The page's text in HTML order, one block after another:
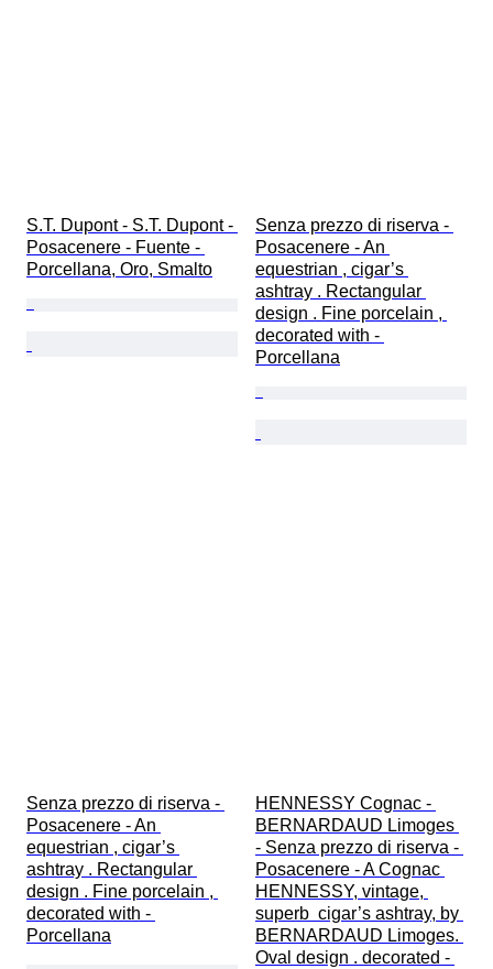
S.T. Dupont - S.T. Dupont -
Posacenere - Fuente -
Porcellana, Oro, Smalto
Senza prezzo di riserva -
Posacenere - An
equestrian , cigar’s
ashtray . Rectangular
design . Fine porcelain ,
decorated with -
Porcellana
Senza prezzo di riserva -
Posacenere - An
equestrian , cigar’s
ashtray . Rectangular
design . Fine porcelain ,
decorated with -
Porcellana
HENNESSY Cognac -
BERNARDAUD Limoges
- Senza prezzo di riserva -
Posacenere - A Cognac
HENNESSY, vintage,
superb  cigar’s ashtray, by
BERNARDAUD Limoges.
Oval design . decorated -